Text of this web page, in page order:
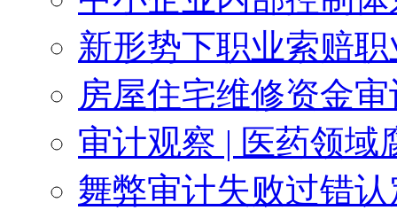
新形势下职业索赔
房屋住宅维修资金
审计观察 | 医药领域
舞弊审计失败过错